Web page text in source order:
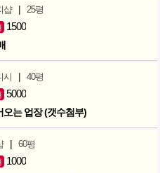
샵 | 25평
1500
시 | 40평
5000
오는 업장 (갯수첨부)
| 60평
1000